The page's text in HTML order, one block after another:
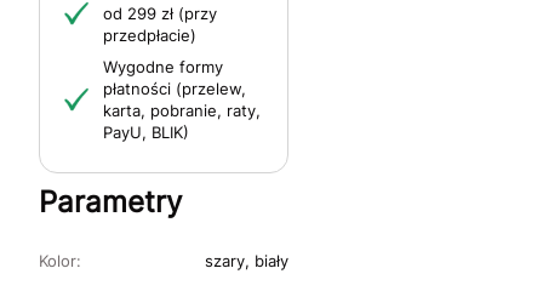
od 299 zł (przy
przedpłacie)
Wygodne formy
płatności (przelew,
karta, pobranie, raty,
PayU, BLIK)
Parametry
Kolor: szary, biały